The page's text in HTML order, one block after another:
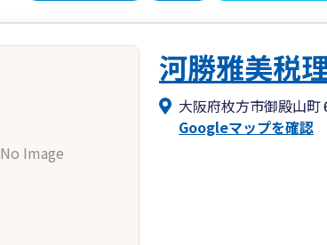
No Image
河勝雅美税
大阪府枚方市御殿山
Googleマップを確認